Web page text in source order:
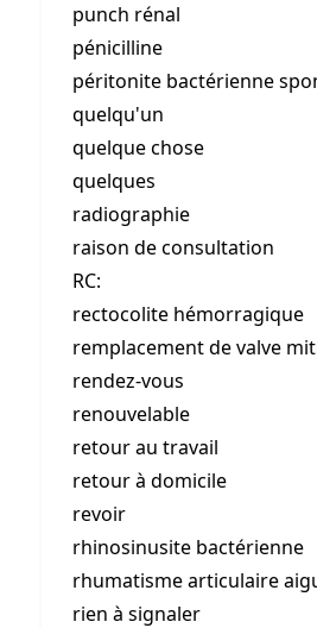
punch rénal
pénicilline
péritonite bactérienne
quelqu'un
quelque chose
quelques
radiographie
raison de consultation
RC:
rectocolite hémorragique
remplacement de valve
rendez-vous
renouvelable
retour au travail
retour à domicile
revoir
rhinosinusite bactérienne
rhumatisme articulaire
rien à signaler